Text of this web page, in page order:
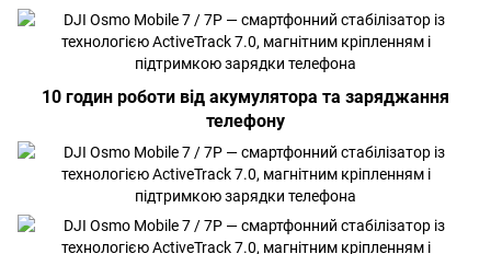
10 годин роботи від акумулятора та заряджання
телефону